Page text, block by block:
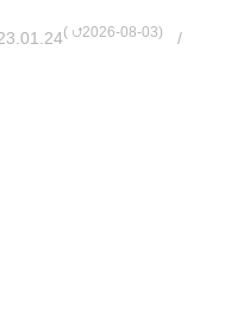
( ⮍2026-08-03)
/